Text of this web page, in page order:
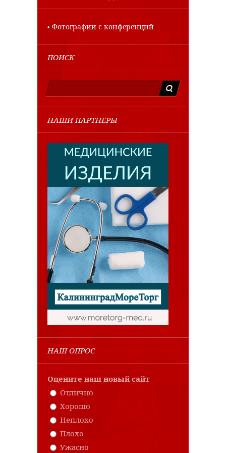
Фотографии с конференций
ПОИСК
НАШИ ПАРТНЕРЫ
НАШ ОПРОС
Оцените наш новый сайт
Отлично
Хорошо
Неплохо
Плохо
Ужасно